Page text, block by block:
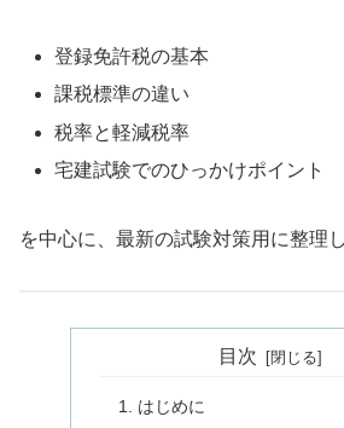
登録免許税の基本
課税標準の違い
税率と軽減税率
宅建試験でのひっかけポイント
を中心に、最新の試験対策用に整理
目次
はじめに